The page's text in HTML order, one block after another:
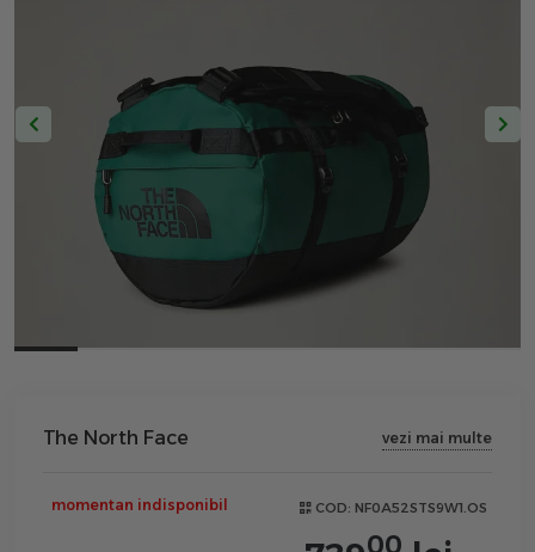
The North Face vezi mai multe
momentan indisponibil COD: NF0A52STS9W1.OS
00